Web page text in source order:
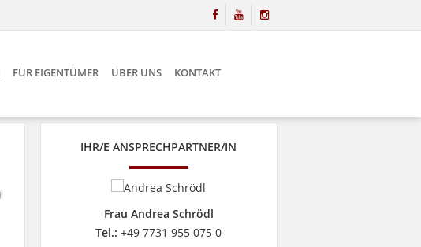
FÜR EIGENTÜMER ÜBER UNS KONTAKT
IHR/E ANSPRECHPARTNER/IN
Frau Andrea Schrödl
Tel.: +49 7731 955 075 0